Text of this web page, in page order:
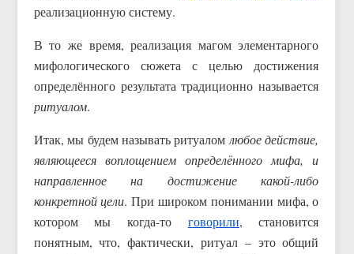
реализационную систему.
В то же время, реализация магом элементарного
мифологического сюжета с целью достижения
определённого результата традиционно называется
ритуалом.
Итак, мы будем называть ритуалом любое действие,
являющееся воплощением определённого мифа, и
направленное на достижение какой-либо
конкретной цели. При широком понимании мифа, о
котором мы когда-то говорили, становится
понятным, что, фактически, ритуал – это общий